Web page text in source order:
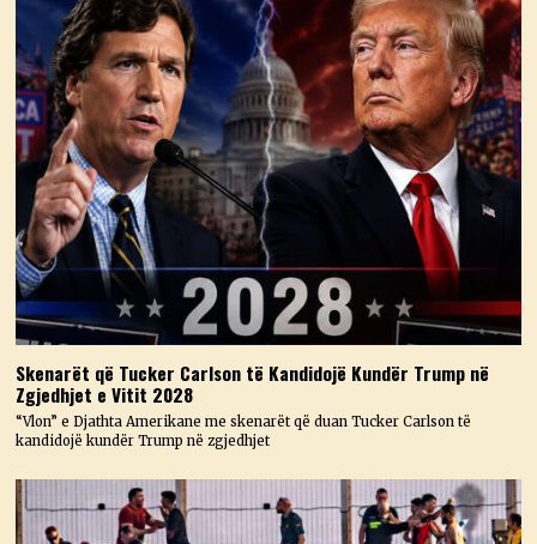
Skenarët që Tucker Carlson të Kandidojë Kundër Trump në
Zgjedhjet e Vitit 2028
“Vlon” e Djathta Amerikane me skenarët që duan Tucker Carlson të
kandidojë kundër Trump në zgjedhjet